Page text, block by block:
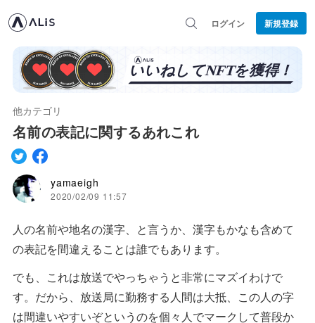
ログイン 新規登録
他カテゴリ
名前の表記に関するあれこれ
yamaeigh
2020/02/09 11:57
人の名前や地名の漢字、と言うか、漢字もかなも含めて
の表記を間違えることは誰でもあります。
でも、これは放送でやっちゃうと非常にマズイわけで
す。だから、放送局に勤務する人間は大抵、この人の字
は間違いやすいぞというのを個々人でマークして普段か